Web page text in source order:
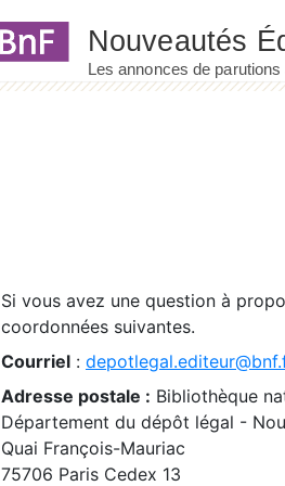
Si vous avez une question à
coordonnées suivantes.
Courriel :
Adresse postale : Bibliothèque
Département du dépôt légal -
Quai François-Mauriac
75706 Paris Cedex 13